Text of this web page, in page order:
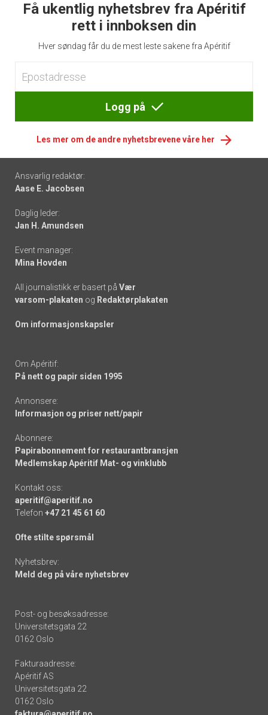
Få ukentlig nyhetsbrev fra Apéritif
rett i innboksen din
Hver søndag får du de mest leste sakene fra Apéritif
Logg på
Les mer om de andre nyhetsbrevene våre her
Footer
-
links
Ansvarlig redaktør:
Aase E. Jacobsen
Daglig leder:
Jan H. Amundsen
Event manager:
Mina Hovden
All journalistikk er basert på Vær
varsom-plakaten og Redaktørplakaten
Om informasjonskapsler
Om Apéritif:
På nett og papir siden 1995
Annonsere:
Informasjon og priser nett/papir
Abonnere:
Papirabonnement for restaurantbransjen
Medlemskap Apéritif Mat- og vinklubb
Kontakt oss:
aperitif@aperitif.no
Telefon +47 21 45 61 60
Ofte stilte spørsmål
Nyhetsbrev:
Meld deg på våre nyhetsbrev
Post- og besøksadresse:
Universitetsgata 22
0162 Oslo
Fakturaadresse:
Apéritif AS
Universitetsgata 22
0162 Oslo